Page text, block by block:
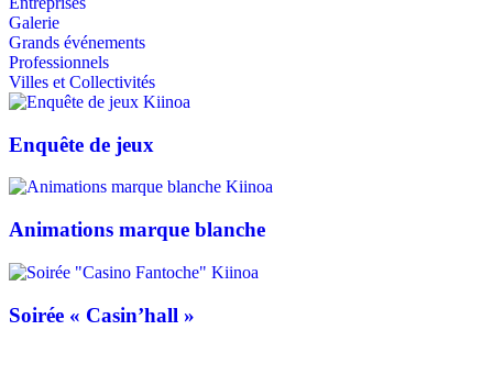
Galerie
Grands événements
Professionnels
Villes et Collectivités
Enquête de jeux
Animations marque blanche
Soirée « Casin’hall »